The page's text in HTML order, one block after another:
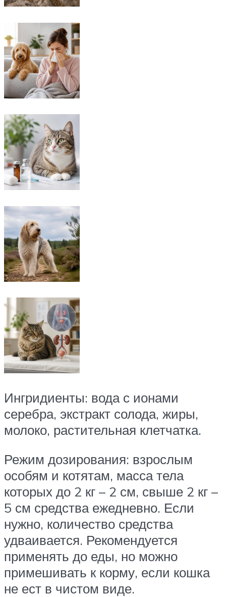
Ингридиенты: вода с ионами
серебра, экстракт солода, жиры,
молоко, растительная клетчатка.
Режим дозирования: взрослым
особям и котятам, масса тела
которых до 2 кг – 2 см, свыше 2 кг –
5 см средства ежедневно. Если
нужно, количество средства
удваивается. Рекомендуется
применять до еды, но можно
примешивать к корму, если кошка
не ест в чистом виде.